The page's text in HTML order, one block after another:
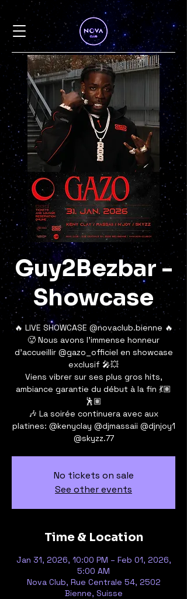
Guy2Bezbar -
Showcase
🔥 LIVE SHOWCASE @novaclub.bienne 🔥
🥵 Nous avons l’immense honneur
d’accueillir @gazo_officiel en showcase
exclusif 🎤💥
Viens vibrer sur ses plus gros hits,
ambiance garantie du début à la fin 💃🏽
🕺🏽
🎶 La soirée continuera avec aux
platines: @kenyclay @djmassaii @djnjoy1
@skyzz.77
No tickets on sale
See other events
Time & Location
Jan 31, 2026, 10:00 PM – Feb 01, 2026,
5:00 AM
Nova Club, Rue Centrale 54, 2502
Bienne, Suisse